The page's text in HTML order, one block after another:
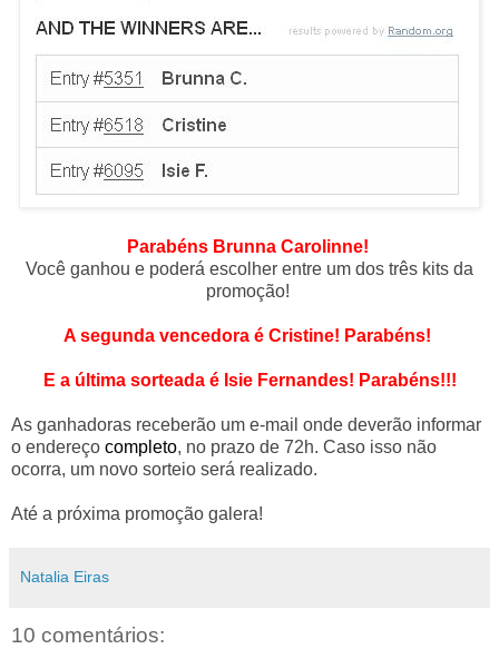
Parabéns Brunna Carolinne!
Você ganhou e poderá escolher entre um dos três kits da
promoção!
A segunda vencedora é Cristine! Parabéns!
E a última sorteada é Isie Fernandes! Parabéns!!!
As ganhadoras receberão um e-mail onde deverão informar
o endereço completo, no prazo de 72h. Caso isso não
ocorra, um novo sorteio será realizado.
Até a próxima promoção galera!
Natalia Eiras
10 comentários: